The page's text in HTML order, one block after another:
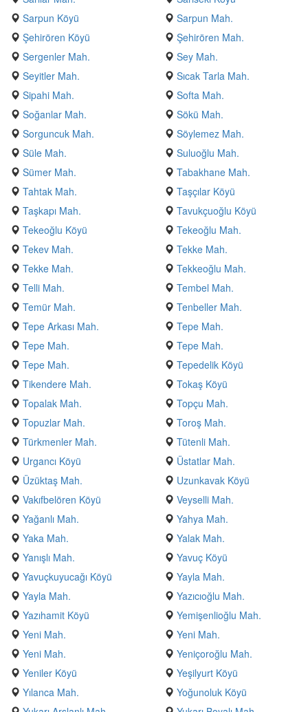
Sarpun Köyü
Sarpun Mah.
Şehirören Köyü
Şehirören Mah.
Sergenler Mah.
Sey Mah.
Seyitler Mah.
Sıcak Tarla Mah.
Sipahi Mah.
Softa Mah.
Soğanlar Mah.
Sökü Mah.
Sorguncuk Mah.
Söylemez Mah.
Süle Mah.
Suluoğlu Mah.
Sümer Mah.
Tabakhane Mah.
Tahtak Mah.
Taşçılar Köyü
Taşkapı Mah.
Tavukçuoğlu Köyü
Tekeoğlu Köyü
Tekeoğlu Mah.
Tekev Mah.
Tekke Mah.
Tekke Mah.
Tekkeoğlu Mah.
Telli Mah.
Tembel Mah.
Temür Mah.
Tenbeller Mah.
Tepe Arkası Mah.
Tepe Mah.
Tepe Mah.
Tepe Mah.
Tepe Mah.
Tepedelik Köyü
Tikendere Mah.
Tokaş Köyü
Topalak Mah.
Topçu Mah.
Topuzlar Mah.
Toroş Mah.
Türkmenler Mah.
Tütenli Mah.
Urgancı Köyü
Üstatlar Mah.
Üzüktaş Mah.
Uzunkavak Köyü
Vakıfbelören Köyü
Veyselli Mah.
Yağanlı Mah.
Yahya Mah.
Yaka Mah.
Yalak Mah.
Yanışlı Mah.
Yavuç Köyü
Yavuçkuyucağı Köyü
Yayla Mah.
Yayla Mah.
Yazıcıoğlu Mah.
Yazıhamit Köyü
Yemişenlioğlu Mah.
Yeni Mah.
Yeni Mah.
Yeni Mah.
Yeniçoroğlu Mah.
Yeniler Köyü
Yeşilyurt Köyü
Yılanca Mah.
Yoğunoluk Köyü